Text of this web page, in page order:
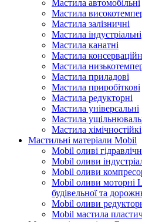
Мастила автомобільні
Мастила
Мастила залізничні
Мастила індустріальні
Мастила канатні
Мастила
Мастила
Мастила приладові
Мастила приробіткові
Мастила редукторні
Мастила універсальні
Мастила
Мастила хімічностійкі
Мастильні матеріали Mobil
Mobil оливі
Mobil оливи
Mobil оливи
Mobil оливи моторні
будівельної та
Mobil оливи
Mobil мастила